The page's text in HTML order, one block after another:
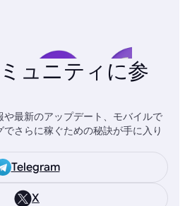
ュニティに参
最新のアップデート、モバイルで
さらに稼ぐための秘訣が手に入り
Telegram
X